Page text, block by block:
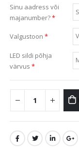
Sinu aadress või
majanumber?*
Valgustoon *
LED sildi põhja
värvus *